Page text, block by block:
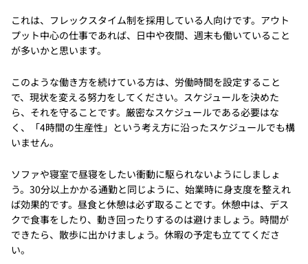
これは、フレックスタイム制を採用している人向けです。アウト
プット中心の仕事であれば、日中や夜間、週末も働いていること
が多いかと思います。
このような働き方を続けている方は、労働時間を設定すること
で、現状を変える努力をしてください。スケジュールを決めた
ら、それを守ることです。厳密なスケジュールである必要はな
く、「4時間の生産性」という考え方に沿ったスケジュールでも構
いません。
ソファや寝室で昼寝をしたい衝動に駆られないようにしましょ
う。30分以上かかる通勤と同じように、始業時に身支度を整えれ
ば効果的です。昼食と休憩は必ず取ることです。休憩中は、デス
クで食事をしたり、動き回ったりするのは避けましょう。時間が
できたら、散歩に出かけましょう。休暇の予定も立ててくださ
い。